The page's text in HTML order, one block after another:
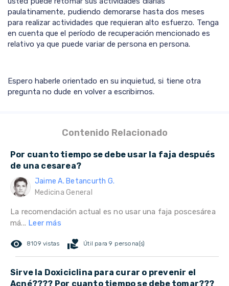
paulatinamente, pudiendo demorarse hasta dos meses
para realizar actividades que requieran alto esfuerzo. Tenga
en cuenta que el período de recuperación mencionado es
relativo ya que puede variar de persona en persona.
Espero haberle orientado en su inquietud, si tiene otra
pregunta no dude en volver a escribirnos.
Contenido Relacionado
Por cuanto tiempo se debe usar la faja después
de una cesarea?
Jaime A. Betancurth G.
Medicina General
La recomendación actual es no usar una faja poscesárea
má... Leer más
remove_red_eye 8109 vistas volunteer_activism Útil para 9 persona(s)
Sirve la Doxiciclina para curar o prevenir el
Acné???? Por cuanto tiempo se debe tomar???